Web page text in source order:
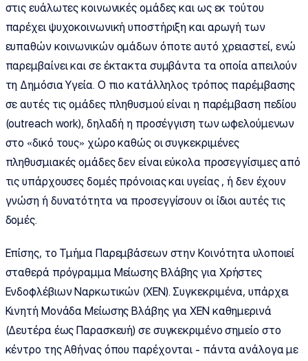
στις ευάλωτες κοινωνικές ομάδες και ως εκ τούτου
παρέχει ψυχοκοινωνική υποστήριξη και αρωγή των
ευπαθών κοινωνικών ομάδων όποτε αυτό χρειαστεί, ενώ
παρεμβαίνει και σε έκτακτα συμβάντα τα οποία απειλούν
τη Δημόσια Υγεία. Ο πιο κατάλληλος τρόπος παρέμβασης
σε αυτές τις ομάδες πληθυσμού είναι η παρέμβαση πεδίου
(outreach work), δηλαδή η προσέγγιση των ωφελούμενων
στο «δικό τους» χώρο καθώς οι συγκεκριμένες
πληθυσμιακές ομάδες δεν είναι εύκολα προσεγγίσιμες από
τις υπάρχουσες δομές πρόνοιας και υγείας , ή δεν έχουν
γνώση ή δυνατότητα να προσεγγίσουν οι ίδιοι αυτές τις
δομές.
Επίσης, το Τμήμα Παρεμβάσεων στην Κοινότητα υλοποιεί
σταθερά πρόγραμμα Μείωσης Βλάβης για Χρήστες
Ενδοφλέβιων Ναρκωτικών (ΧΕΝ). Συγκεκριμένα, υπάρχει
Κινητή Μονάδα Μείωσης Βλάβης για ΧΕΝ καθημερινά
(Δευτέρα έως Παρασκευή) σε συγκεκριμένο σημείο στο
κέντρο της Αθήνας όπου παρέχονται - πάντα ανάλογα με